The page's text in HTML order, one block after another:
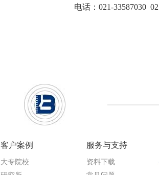
电话：021-33587030
客户案例
大专院校
服务与支持
资料下载